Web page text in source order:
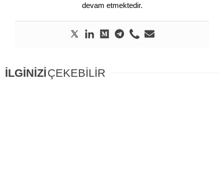
devam etmektedir.
İLGİNİZİÇEKEBİLİR